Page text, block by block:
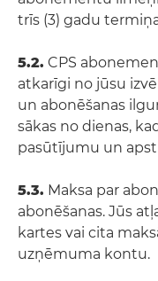
trīs (3) gadu
5.2. CPS
atkarīgi no jūsu
un abonēšanas
sākas no dienas,
pasūtījumu un
5.3. Maksa par
abonēšanas. Jūs
kartes vai cita
uzņēmuma kontu.